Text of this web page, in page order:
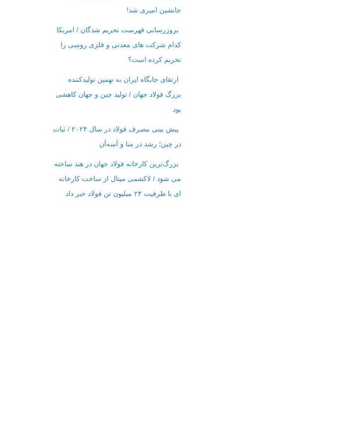
جانشین امیری شد!
بروزرسانی فهرست تحریم شدگان / امریکا
کدام شرکت ‌های معدنی و فلزی روسی را
تحریم کرده است؟
ارتقای جایگاه ایران به نهمین تولیدکننده
بزرگ فولاد جهان / تولید چین و جهان کاهشی
بود
پیش بینی مصرف فولاد در سال ۲۰۲۴ / ثبات
در چین؛ رشد در منا و آسه‌آن
بزرگ‌ترین کارخانه فولاد جهان در هند ساخته
می شود / لاکشمی میتال از ساخت کارخانه
ای با ظرفیت ۲۴ میلیون تن فولاد خبر داد